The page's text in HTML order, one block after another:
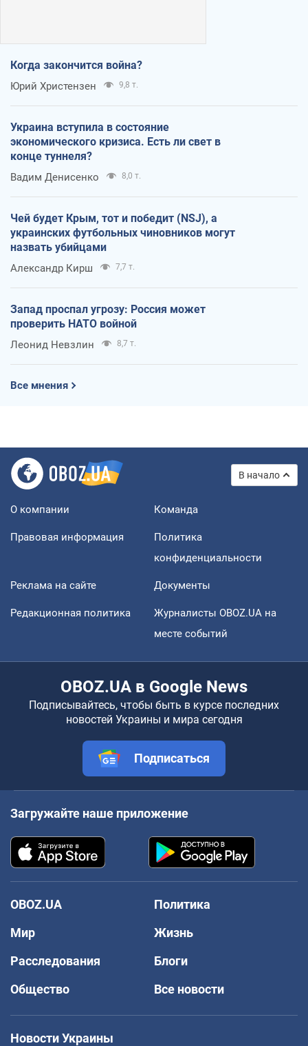
Когда закончится война?
Юрий Христензен 9,8 т.
Украина вступила в состояние
экономического кризиса. Есть ли свет в
конце туннеля?
Вадим Денисенко 8,0 т.
Чей будет Крым, тот и победит (NSJ), а
украинских футбольных чиновников могут
назвать убийцами
Александр Кирш 7,7 т.
Запад проспал угрозу: Россия может
проверить НАТО войной
Леонид Невзлин 8,7 т.
Все мнения
В начало
О компании Команда
Правовая информация
Политика
конфиденциальности
Реклама на сайте Документы
Редакционная политика
Журналисты OBOZ.UA на
месте событий
OBOZ.UA в Google News
Подписывайтесь, чтобы быть в курсе последних
новостей Украины и мира сегодня
Подписаться
Загружайте наше приложение
OBOZ.UA
Политика
Мир
Жизнь
Расследования
Блоги
Общество
Все новости
Новости Украины